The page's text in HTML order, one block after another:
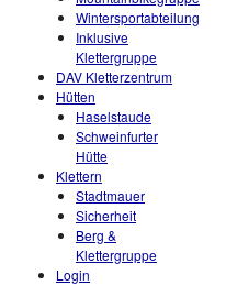
Wintersportabteilung
Inklusive
Klettergruppe
DAV Kletterzentrum
Hütten
Haselstaude
Schweinfurter
Hütte
Klettern
Stadtmauer
Sicherheit
Berg &
Klettergruppe
Login